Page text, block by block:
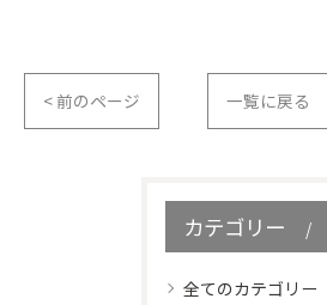
< 前のページ 一覧に戻る
カテゴリー
全てのカテゴリー